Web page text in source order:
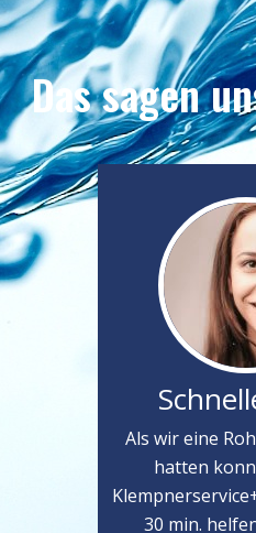
Das sagen
Als wir eine
hatten
30 min.